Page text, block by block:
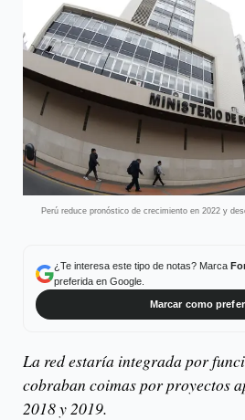
Perú reduce pronóstico de crecimiento en 2022 y
¿Te interesa este tipo de notas? Marca
preferida en Google.
Marcar como
La red estaría integrada por
cobraban coimas por proyectos
2018 y 2019.